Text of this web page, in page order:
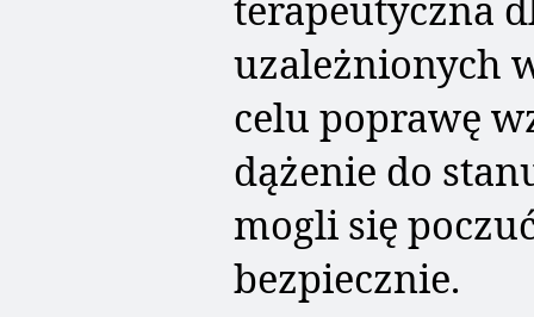
uzależnionych
celu poprawę
dążenie do
mogli się
bezpiecznie.